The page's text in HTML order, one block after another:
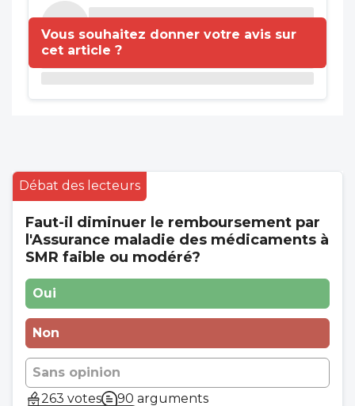
Vous souhaitez donner votre avis sur
cet article ?
Débat des lecteurs
Faut-il diminuer le remboursement par
l'Assurance maladie des médicaments à
SMR faible ou modéré?
Oui
Non
Sans opinion
263 votes
90 arguments